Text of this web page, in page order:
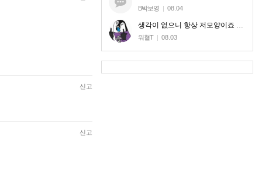
신고
신고
B박보영 | 08.04
워혈T | 08.03